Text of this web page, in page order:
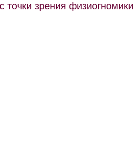
точки зрения